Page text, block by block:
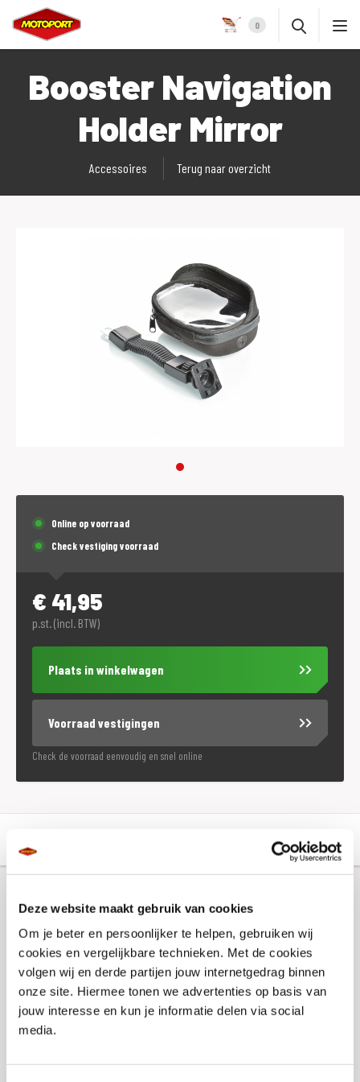
Deze website maakt gebruik van cookies
Om je beter en persoonlijker te helpen, gebruiken wij
cookies en vergelijkbare technieken. Met de cookies
volgen wij en derde partijen jouw internetgedrag binnen
onze site. Hiermee tonen we advertenties op basis van
jouw interesse en kun je informatie delen via social
media.
0
Booster Navigation
Holder Mirror
Accessoires Terug naar overzicht
Online op voorraad
Check vestiging voorraad
€ 41,95
p.st. (incl. BTW)
Plaats in winkelwagen
Voorraad vestigingen
Check de voorraad eenvoudig en snel online
Aanvullende informatie
Gewicht
0 KILOGRAM
EAN